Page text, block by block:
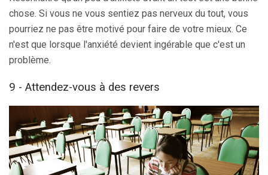
chose. Si vous ne vous sentiez pas nerveux du tout, vous
pourriez ne pas être motivé pour faire de votre mieux. Ce
n'est que lorsque l'anxiété devient ingérable que c'est un
problème.
9 - Attendez-vous à des revers